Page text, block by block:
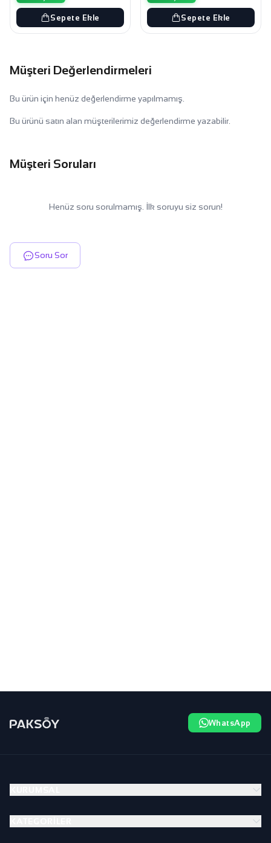
Sepete Ekle Sepete Ekle
Müşteri Değerlendirmeleri
Bu ürün için henüz değerlendirme yapılmamış.
Bu ürünü satın alan müşterilerimiz değerlendirme yazabilir.
Müşteri Soruları
Henüz soru sorulmamış. İlk soruyu siz sorun!
Soru Sor
WhatsApp